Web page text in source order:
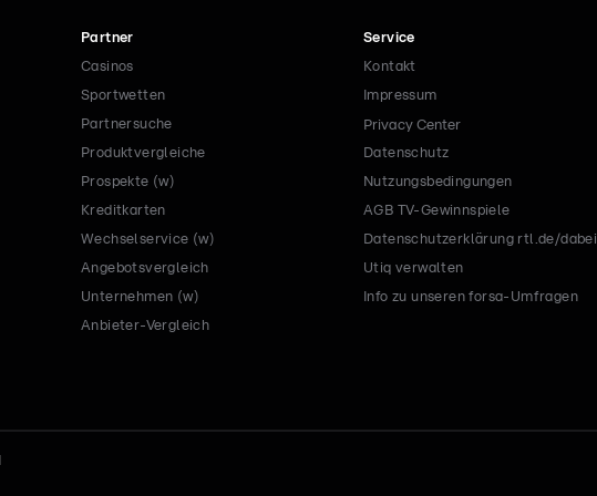
Partner
Casinos
Sportwetten
Partnersuche
Produktvergleiche
Prospekte (w)
Kreditkarten
Wechselservice (w)
Angebotsvergleich
Unternehmen (w)
Anbieter-Vergleich
Service
Kontakt
Impressum
Privacy Center
Datenschutz
Nutzungsbedingungen
AGB TV-Gewinnspiele
Datenschutzerklärung rtl.de/dabei
Utiq verwalten
Info zu unseren forsa-Umfragen